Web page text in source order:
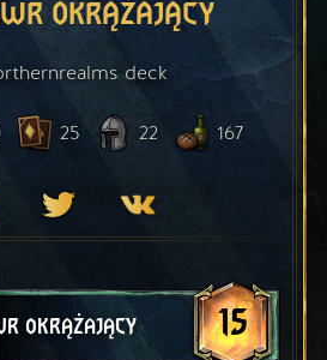
okrążający
deck
25 22 167
okrążający 15